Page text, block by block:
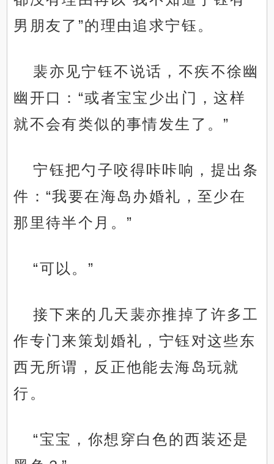
男朋友了”的理由追求宁钰。
裴亦见宁钰不说话，不疾不徐幽
幽开口：“或者宝宝少出门，这样
就不会有类似的事情发生了。”
宁钰把勺子咬得咔咔响，提出条
件：“我要在海岛办婚礼，至少在
那里待半个月。”
“可以。”
接下来的几天裴亦推掉了许多工
作专门来策划婚礼，宁钰对这些东
西无所谓，反正他能去海岛玩就
行。
“宝宝，你想穿白色的西装还是